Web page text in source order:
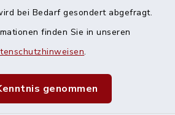
bei Bedarf gesondert abgefragt.
finden Sie in unseren
.
genommen
Impressum
Sitemap
Einstellungen